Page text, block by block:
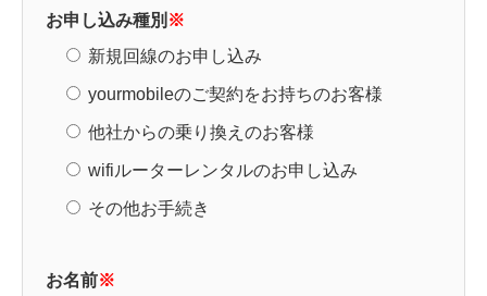
お申し込み種別 ※
新規回線のお申し込み
yourmobileのご契約をお持ちのお客様
他社からの乗り換えのお客様
wifiルーターレンタルのお申し込み
その他お手続き
お名前※